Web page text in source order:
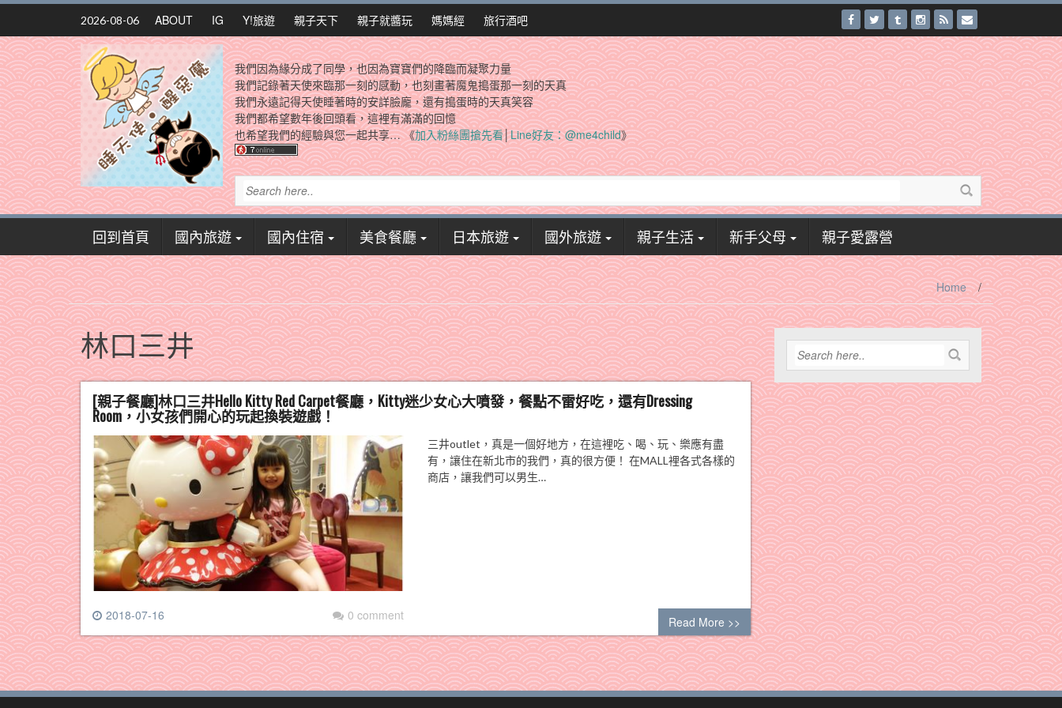
Skip
content
2026-08-06 ABOUT IG Y!旅遊 親子天下 親子就醬玩 媽媽經 旅行酒吧
我們因為緣分成了同學，也因為寶寶們的降臨而凝聚力量
我們記錄著天使來臨那一刻的感動，也刻畫著魔鬼搗蛋那一刻的天真
我們永遠記得天使睡著時的安詳臉龐，還有搗蛋時的天真笑容
我們都希望數年後回頭看，這裡有滿滿的回憶
也希望我們的經驗與您一起共享… 《加入粉絲團搶先看│Line好友：@me4child》
回到首頁 國內旅遊 國內住宿 美食餐廳 日本旅遊 國外旅遊 親子生活 新手父母 親子愛露營
Home /
林口三井
[親子餐廳]林口三井Hello Kitty Red Carpet餐廳，Kitty迷少女心大噴發，餐點不雷好吃，還有Dressing
Room，小女孩們開心的玩起換裝遊戲！
2018-07-16 0 comment
三井outlet，真是一個好地方，在這裡吃、喝、玩、樂應有盡
有，讓住在新北市的我們，真的很方便！ 在MALL裡各式各樣的
商店，讓我們可以男生…
Read More >>